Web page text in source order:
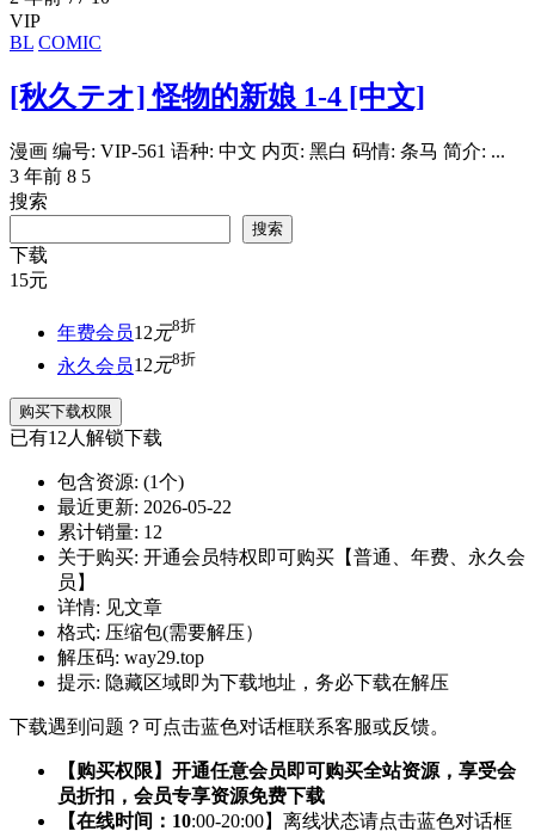
VIP
BL COMIC
[秋久テオ] 怪物的新娘 1-4 [中文]
漫画 编号: VIP-561 语种: 中文 内页: 黑白 码情: 条马 简介: ...
3 年前 8 5
搜索
搜索
下载
15元
年费会员12 元8折
永久会员12元8折
购买下载权限
已有12人解锁下载
包含资源: (1个)
最近更新: 2026-05-22
累计销量: 12
关于购买: 开通会员特权即可购买【普通、年费、永久会
员】
详情: 见文章
格式: 压缩包(需要解压）
解压码: way29.top
提示: 隐藏区域即为下载地址，务必下载在解压
下载遇到问题？可点击蓝色对话框联系客服或反馈。
【购买权限】开通任意会员即可购买全站资源，享受会
员折扣，会员专享资源免费下载
【在线时间：10:00-20:00】离线状态请点击蓝色对话框